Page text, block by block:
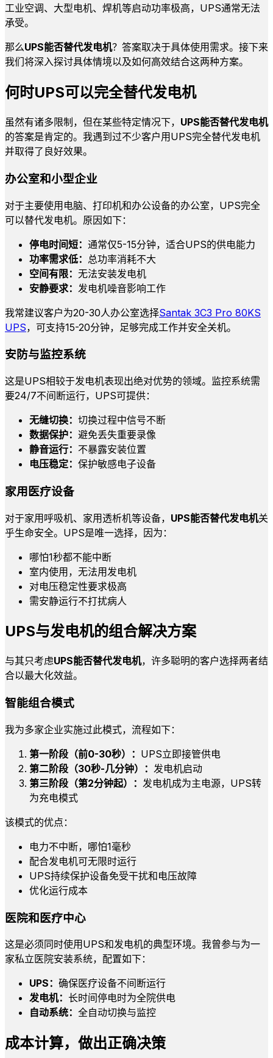
工业空调、大型电机、焊机等启动功率极高，UPS通常无法
承受。
那么UPS能否替代发电机？答案取决于具体使用需求。接下来
我们将深入探讨具体情境以及如何高效结合这两种方案。
何时UPS可以完全替代发电机
虽然有诸多限制，但在某些特定情况下， UPS能否替代发电机
的答案是肯定的。我遇到过不少客户用UPS完全替代发电机
并取得了良好效果。
办公室和小型企业
对于主要使用电脑、打印机和办公设备的办公室，UPS完全
可以替代发电机。原因如下：
停电时间短： 通常仅5-15分钟，适合UPS的供电能力
功率需求低： 总功率消耗不大
空间有限： 无法安装发电机
安静要求： 发电机噪音影响工作
我常建议客户为20-30人办公室选择Santak 3C3 Pro 80KS
UPS，可支持15-20分钟，足够完成工作并安全关机。
安防与监控系统
这是UPS相较于发电机表现出绝对优势的领域。监控系统需
要24/7不间断运行，UPS可提供：
无缝切换： 切换过程中信号不断
数据保护： 避免丢失重要录像
静音运行： 不暴露安装位置
电压稳定： 保护敏感电子设备
家用医疗设备
对于家用呼吸机、家用透析机等设备， UPS能否替代发电机关
乎生命安全。UPS是唯一选择，因为：
哪怕1秒都不能中断
室内使用，无法用发电机
对电压稳定性要求极高
需安静运行不打扰病人
UPS与发电机的组合解决方案
与其只考虑UPS能否替代发电机，许多聪明的客户选择两者结
合以最大化效益。
智能组合模式
我为多家企业实施过此模式，流程如下：
第一阶段（前0-30秒）： UPS立即接管供电
第二阶段（30秒-几分钟）： 发电机启动
第三阶段（第2分钟起）： 发电机成为主电源，UPS转
为充电模式
该模式的优点：
电力不中断，哪怕1毫秒
配合发电机可无限时运行
UPS持续保护设备免受干扰和电压故障
优化运行成本
医院和医疗中心
这是必须同时使用UPS和发电机的典型环境。我曾参与为一
家私立医院安装系统，配置如下：
UPS： 确保医疗设备不间断运行
发电机： 长时间停电时为全院供电
自动系统： 全自动切换与监控
成本计算，做出正确决策